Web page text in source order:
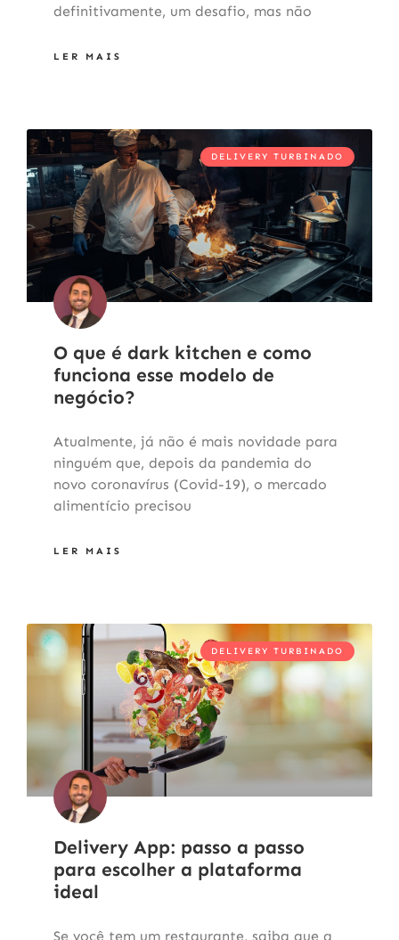
definitivamente, um desafio, mas não
LER MAIS
DELIVERY TURBINADO
O que é dark kitchen e como
funciona esse modelo de
negócio?
Atualmente, já não é mais novidade para
ninguém que, depois da pandemia do
novo coronavírus (Covid-19), o mercado
alimentício precisou
LER MAIS
DELIVERY TURBINADO
Delivery App: passo a passo
para escolher a plataforma
ideal
Se você tem um restaurante, saiba que a